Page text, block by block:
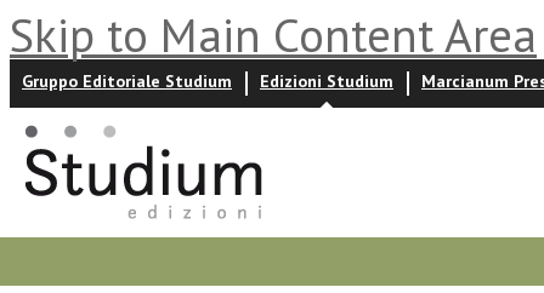
Skip to Main Content Area
Gruppo Editoriale Studium Edizioni Studium Marcianum